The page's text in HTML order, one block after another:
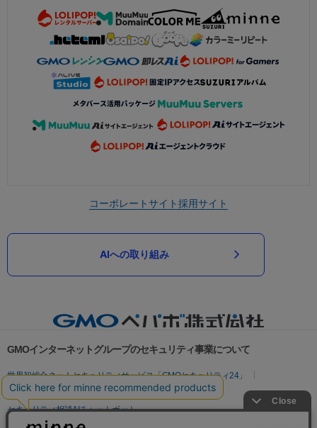
コーポレートサイト採用サイト
AIへの取り組み
GMOインターネットグループのセキュリティ事業について
世界初総合ネットセキュリティサービス「GMOセキュリティ24」
パスワード漏洩診断
Webサイトリスク診断
セキュリティ相談AIチャットボット